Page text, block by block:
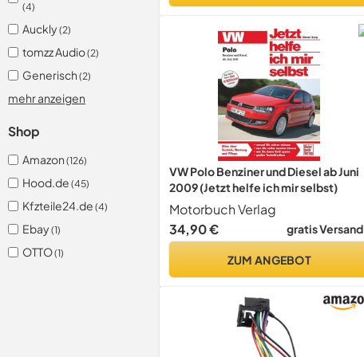
(4)
Auckly(2)
tomzz Audio(2)
Generisch (2)
mehr anzeigen
Shop
Amazon (126)
Hood.de (45)
Kfzteile24.de (4)
Ebay(1)
OTTO(1)
VW Polo Benziner und Diesel ab Juni
2009 (Jetzt helfe ich mir selbst)
Motorbuch Verlag
34,90 €
gratis Versand
ZUM ANGEBOT